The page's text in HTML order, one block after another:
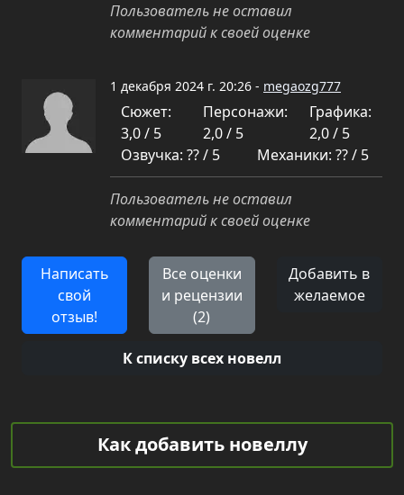
Пользователь не оставил
комментарий к своей оценке
1 декабря 2024 г. 20:26 - megaozg777
Сюжет:
3,0 / 5
Персонажи:
2,0 / 5
Графика:
2,0 / 5
Озвучка: ?? / 5
Механики: ?? / 5
Пользователь не оставил
комментарий к своей оценке
Написать
свой
отзыв!
Все оценки
и рецензии
(2)
Добавить в
желаемое
К списку всех новелл
Как добавить новеллу